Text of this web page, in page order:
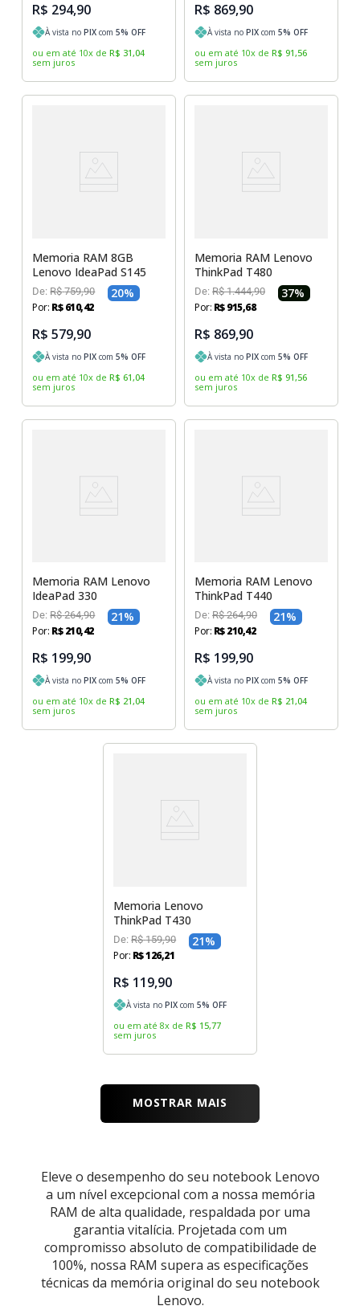
R$ 294,90
À vista noPIX com5% OFF
ou em até 10x de R$ 31,04
sem juros
R$ 869,90
À vista no PIX com 5% OFF
ou em até 10x de R$ 91,56
sem juros
Memoria RAM 8GB
Lenovo IdeaPad S145
De:R$ 759,90 20%
Por: R$ 610,42
R$ 579,90
À vista noPIX com5% OFF
ou em até 10x de R$ 61 ,04
sem juros
Memoria RAM Lenovo
ThinkPad T480
De: R$ 1.444,90 37%
Por: R$915,68
R$ 869,90
À vista no PIX com 5% OFF
ou em até 10x de R$ 91 ,56
sem juros
Memoria RAM Lenovo
IdeaPad 330
De:R$ 264,90 21%
Por: R$ 210,42
R$ 199,90
À vista noPIX com5% OFF
ou em até 10x de R$ 21,04
sem juros
Memoria RAM Lenovo
ThinkPad T440
De: R$ 264,90 21%
Por: R$210,42
R$ 199,90
À vista no PIX com 5% OFF
ou em até 10x de R$ 21,04
sem juros
Memoria Lenovo
ThinkPad T430
De:R$ 159,90 21%
Por: R$126,21
R$ 119,90
À vista noPIX com5% OFF
ou em até 8x de R$ 15,77
sem juros
MOSTRAR MAIS
Eleve o desempenho do seu notebook Lenovo
a um nível excepcional com a nossa memória
RAM de alta qualidade, respaldada por uma
garantia vitalícia. Projetada com um
compromisso absoluto de compatibilidade de
100%, nossa RAM supera as especificações
técnicas da memória original do seu notebook
Lenovo.